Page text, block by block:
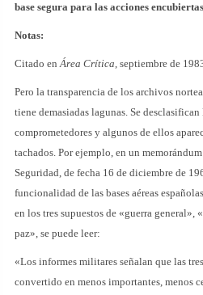
base segura para las acciones
Notas:
Citado enÁrea Crítica, septiembre de
Pero la transparencia de los archivos
tiene demasiadas lagunas. Se
comprometedores y algunos de ellos
tachados. Por ejemplo, en un
Seguridad, de fecha 16 de diciembre de
funcionalidad de las bases aéreas
en los tres supuestos de «guerra
paz», se puede leer:
«Los informes militares señalan que las tres
convertido en menos importantes, menos